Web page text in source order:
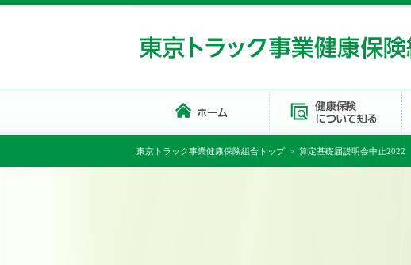
東京トラック事業健康保険組合トップ> 算定基礎届説明会中止2022